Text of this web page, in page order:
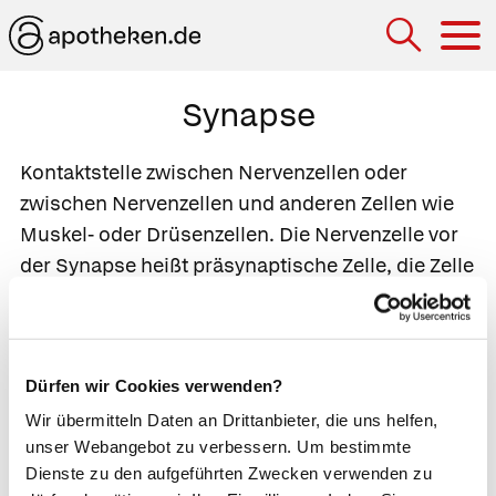
Dürfen wir Cookies verwenden?
Wir übermitteln Daten an Drittanbieter, die uns helfen,
unser Webangebot zu verbessern. Um bestimmte
Dienste zu den aufgeführten Zwecken verwenden zu
Synapse
Kontaktstelle zwischen Nervenzellen oder
zwischen Nervenzellen und anderen Zellen wie
Muskel- oder Drüsenzellen. Die Nervenzelle vor
der Synapse heißt präsynaptische Zelle, die Zelle
Kommunikation erfolgt über Botenstoffe, so
Acetylcholin,Dopamin,Serotonin
Wenn einNervenimpuls(Aktionspotenzial) die
präsynaptische Zelle aktiviert, setzt sie die
Botenstoffe aus ihrem birnenförmigen